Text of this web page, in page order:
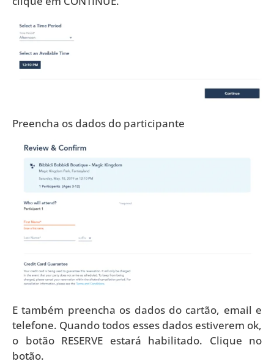
Preencha os dados do participante
E também preencha os dados do cartão, email e
telefone. Quando todos esses dados estiverem ok,
o botão RESERVE estará habilitado. Clique no
botão.